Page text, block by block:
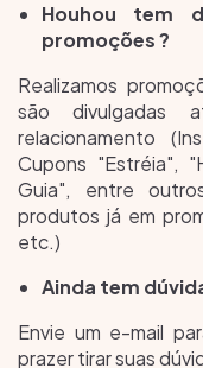
Houhou tem
promoções ?
Realizamos
são divulgadas
relacionamento
Cupons "Estréia",
Guia", entre
produtos já em
etc.)
Ainda tem
Envie um e-mail
prazer tirar suas